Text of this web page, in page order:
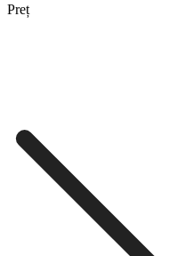
Preț